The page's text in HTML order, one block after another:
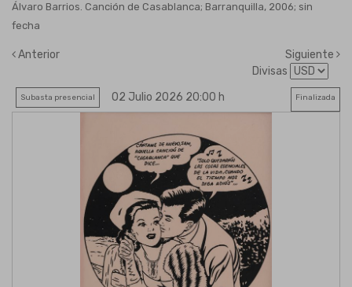
Álvaro Barrios. Canción de Casablanca; Barranquilla, 2006; sin
fecha
Anterior
Siguiente
Divisas
Subasta presencial 02 Julio 2026 20:00 h Finalizada